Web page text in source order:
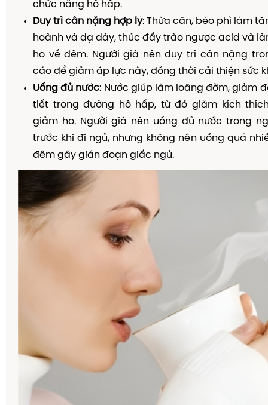
chức năng hô hấp.
Duy trì cân nặng hợp lý: Thừa cân, béo phì làm
hoành và dạ dày, thúc đẩy trào ngược acid và
ho về đêm. Người già nên duy trì cân nặng
cáo để giảm áp lực này, đồng thời cải thiện sức
Uống đủ nước: Nước giúp làm loãng đờm, giảm
tiết trong đường hô hấp, từ đó giảm kích
giảm ho. Người già nên uống đủ nước trong
trước khi đi ngủ, nhưng không nên uống quá
đêm gây gián đoạn giấc ngủ.